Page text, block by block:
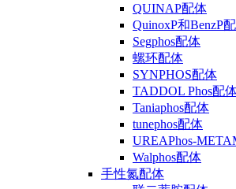
QUINAP配体
QuinoxP和BenzP
Segphos配体
螺环配体
SYNPHOS配体
TADDOL Phos配
Taniaphos配体
tunephos配体
UREAPhos-
Walphos配体
手性氮配体